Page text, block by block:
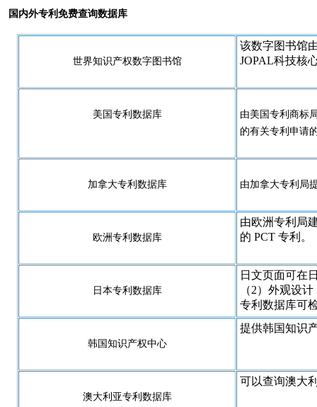
国内外专利免费查询数据库
世界知识产权数字图书馆
该数字图书馆
JOPAL科技核
美国专利数据库
由美国专利商标
的有关专利申请
加拿大专利数据库 由加拿大专利局
欧洲专利数据库
由欧洲专利局
的 PCT 专利。
日本专利数据库
日文页面可在
（2）外观设
专利数据库可
韩国知识产权中心
提供韩国知识
澳大利亚专利数据库
可以查询澳大